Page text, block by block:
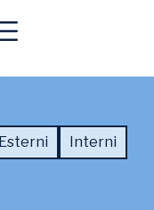
Esterni Interni